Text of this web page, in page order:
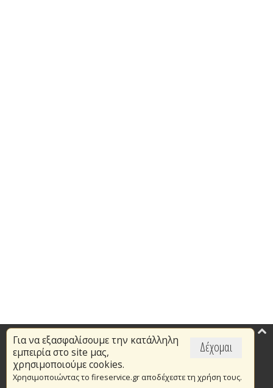
Δέχομαι
Για να εξασφαλίσουμε την κατάλληλη
εμπειρία στο site μας,
χρησιμοποιούμε cookies.
Χρησιμοποιώντας το fireservice.gr αποδέχεστε τη χρήση τους.
Επικαιρότητα
Το Πυροσβεστικό Σώμα